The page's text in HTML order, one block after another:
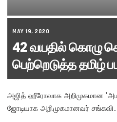
MAY 19, 2020
42 வயதில் கொழு
பெற்றெடுத்த தமிழ்
அஜித் ஹீரோவாக அறிமுகமான
ஜோடியாக அறிமுகமானவர் சங்கவி.